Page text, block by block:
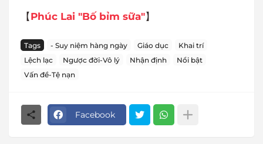
【 Phúc Lai "Bố bỉm sữa"】
Tags - Suy niệm hàng ngày Giáo dục
Khai trí
Lệch lạc
Ngược đời-Vô lý Nhận định
Nổi bật
Vấn đề-Tệ nạn
Facebook